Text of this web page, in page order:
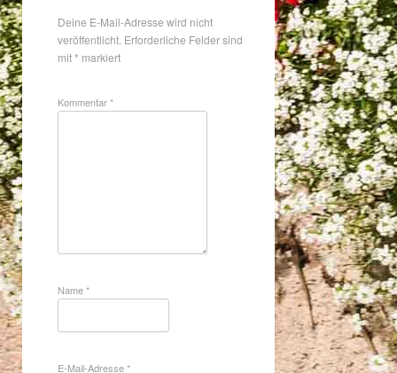
Deine E-Mail-Adresse wird nicht
veröffentlicht. Erforderliche Felder sind
mit* markiert
Kommentar*
Name*
E-Mail-Adresse*